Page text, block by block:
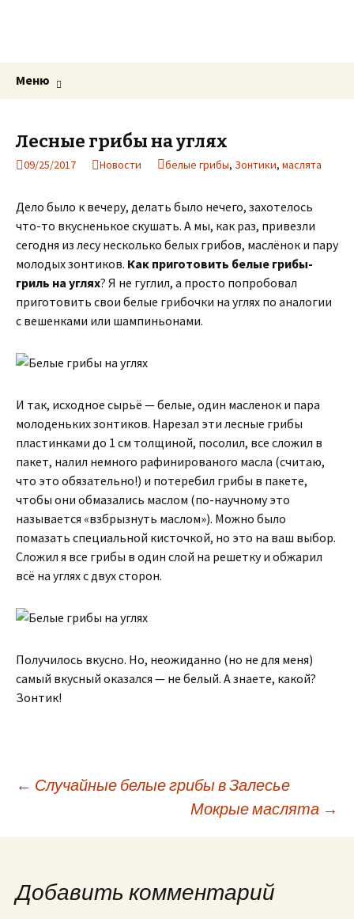
Меню
Лесные грибы на углях
09/25/2017 Новости белые грибы, Зонтики, маслята
Дело было к вечеру, делать было нечего, захотелось
что-то вкусненькое скушать. А мы, как раз, привезли
сегодня из лесу несколько белых грибов, маслёнок и пару
молодых зонтиков. Как приготовить белые грибы-
гриль на углях? Я не гуглил, а просто попробовал
приготовить свои белые грибочки на углях по аналогии
с вешенками или шампиньонами.
И так, исходное сырьё — белые, один масленок и пара
молоденьких зонтиков. Нарезал эти лесные грибы
пластинками до 1 см толщиной, посолил, все сложил в
пакет, налил немного рафинированого масла (считаю,
что это обязательно!) и потеребил грибы в пакете,
чтобы они обмазались маслом (по-научному это
называется «взбрызнуть маслом»). Можно было
помазать специальной кисточкой, но это на ваш выбор.
Сложил я все грибы в один слой на решетку и обжарил
всё на углях с двух сторон.
Получилось вкусно. Но, неожиданно (но не для меня)
самый вкусный оказался — не белый. А знаете, какой?
Зонтик!
Навигация
по
записям
← Случайные белые грибы в Залесье
Мокрые маслята →
Добавить комментарий